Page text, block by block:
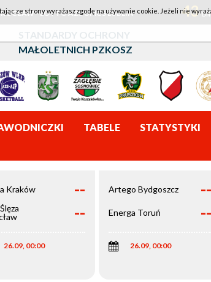
- LOTTO AZS UMCS LUBLIN 43
STANDARDY OCHRONY
MAŁOLETNICH PZKOSZ
TABELE STATYSTYKI
Kraków --
--
26.09, 00:00
Artego Bydgoszcz --
Energa Toruń --
26.09, 00:00
ze strony wyrażasz zgodę na używanie cookie. Jeżeli nie